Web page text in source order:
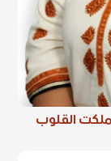
القلوب